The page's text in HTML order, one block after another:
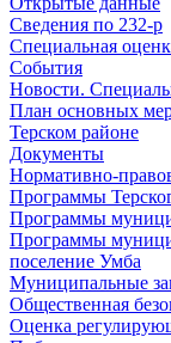
Сведения по 232-р
Специальная
События
Новости.
План основных
Терском районе
Документы
Нормативно-
Программы
Программы
Программы
поселение Умба
Муниципальные
Общественная
Оценка